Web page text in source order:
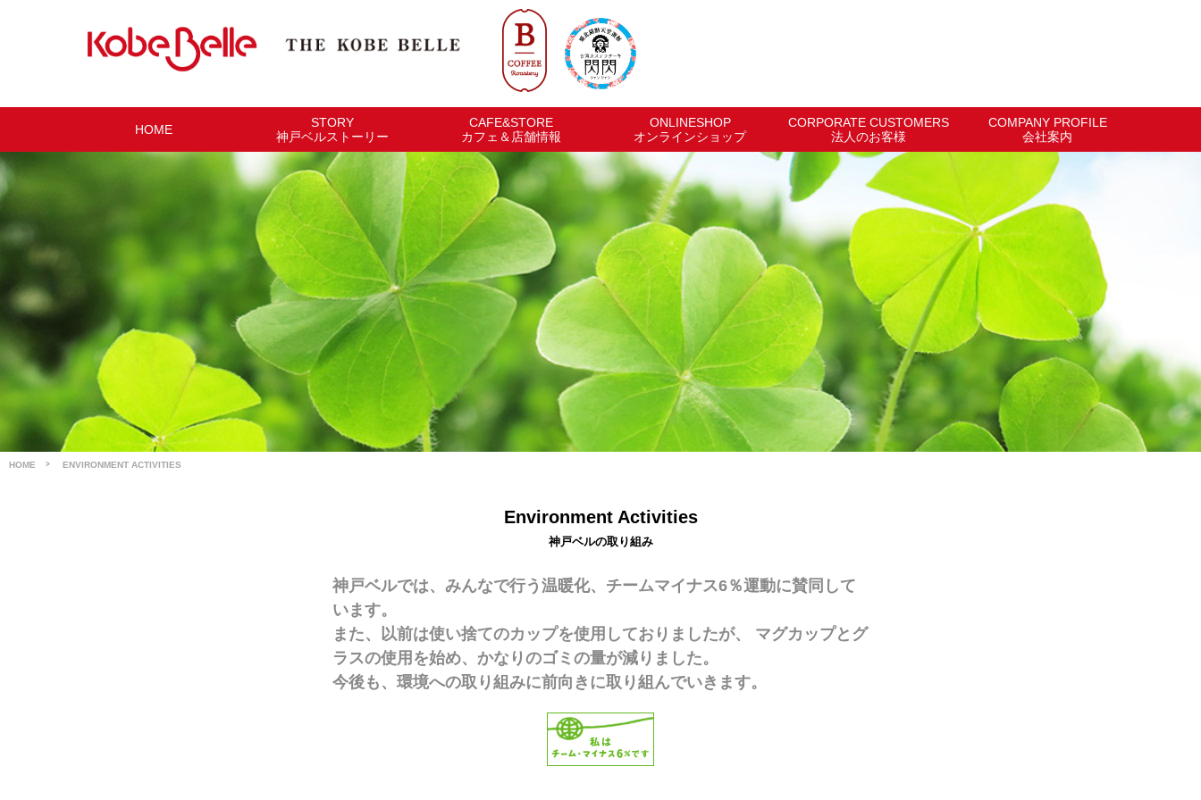
HOME
STORY
神戸ベルストーリー
CAFE&STORE
カフェ＆店舗情報
ONLINESHOP
オンラインショップ
CORPORATE CUSTOMERS
法人のお客様
COMPANY PROFILE
会社案内
HOME ENVIRONMENT ACTIVITIES
Environment Activities
神戸ベルの取り組み
神戸ベルでは、みんなで行う温暖化、チームマイナス6％運動に賛同して
います。
また、以前は使い捨てのカップを使用しておりましたが、 マグカップとグ
ラスの使用を始め、かなりのゴミの量が減りました。
今後も、環境への取り組みに前向きに取り組んでいきます。